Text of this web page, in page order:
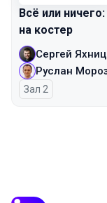
Всё или
на костер
Сергей
Руслан
Зал 2